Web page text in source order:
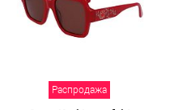
Распродажа